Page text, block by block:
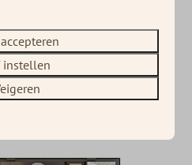
Solar hotel
instellen